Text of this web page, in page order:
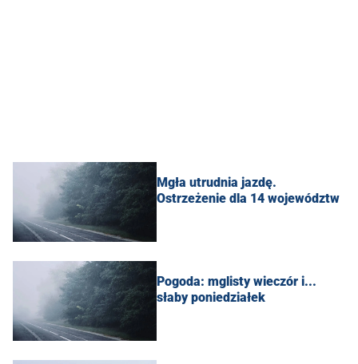
Mgła utrudnia jazdę.
Ostrzeżenie dla 14 województw
Pogoda: mglisty wieczór i...
słaby poniedziałek